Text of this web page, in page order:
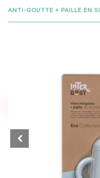
ANTI-GOUTTE + PAILLE EN